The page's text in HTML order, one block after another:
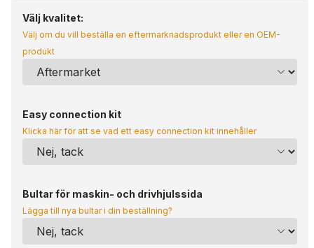
Välj kvalitet:
Välj om du vill beställa en eftermarknadsprodukt eller en OEM-
produkt
Easy connection kit
Klicka här för att se vad ett easy connection kit innehåller
Bultar för maskin- och drivhjulssida
Lägga till nya bultar i din beställning?